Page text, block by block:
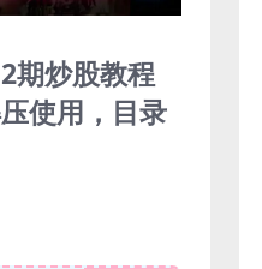
期炒股教程
使用，目录